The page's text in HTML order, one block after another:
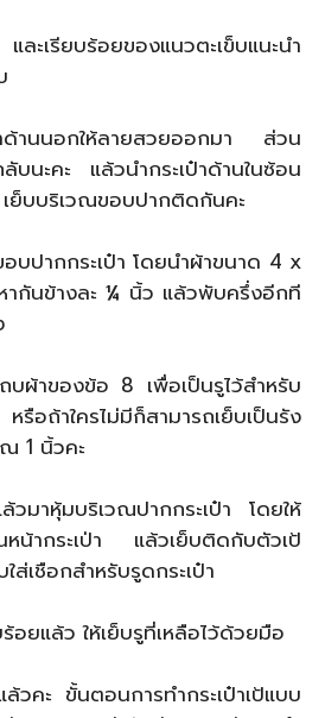
ละเรียบร้อยของแนวตะเข็บแนะนำ
านนอกให้ลายสวยออกมา ส่วน
ลับนะคะ แล้วนำกระเป๋าด้านในซ้อน
เย็บบริเวณขอบปากติดกันคะ
บปากกระเป๋า โดยนำผ้าขนาด 4 x
ากันข้างละ ¼ นิ้ว แล้วพับครึ่งอีกที
บผ้าของข้อ 8 เพื่อเป็นรูไว้สำหรับ
หรือถ้าใครไม่มีก็สามารถเย็บเป็นรัง
1 นิ้วคะ
วมาหุ้มบริเวณปากกระเป๋า โดยให้
หน้ากระเป่า แล้วเย็บติดกับตัวเป้
ส่เชือกสำหรับรูดกระเป๋า
อยแล้ว ให้เย็บรูที่เหลือไว้ด้วยมือ
ล้วคะ ขั้นตอนการทำกระเป๋าเป้แบบ